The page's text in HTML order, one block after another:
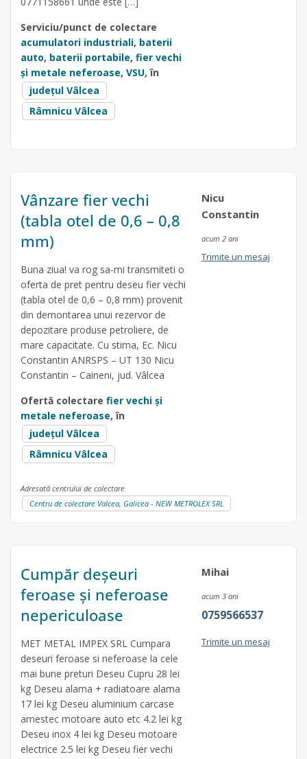
Serviciu/punct de colectare
acumulatori industriali, baterii
auto, baterii portabile, fier vechi
și metale neferoase, VSU, în
județul Vâlcea
Râmnicu Vâlcea
Vânzare fier vechi
(tabla otel de 0,6 – 0,8
mm)
Buna ziua! va rog sa-mi transmiteti o
oferta de pret pentru deseu fier vechi
(tabla otel de 0,6 – 0,8 mm) provenit
din demontarea unui rezervor de
depozitare produse petroliere, de
mare capacitate. Cu stima, Ec. Nicu
Constantin ANRSPS – UT 130 Nicu
Constantin – Caineni, jud. Vâlcea
Ofertă colectare fier vechi și
metale neferoase, în
județul Vâlcea
Râmnicu Vâlcea
Nicu
Constantin
acum 2 ani
Trimite un mesaj
Adresată centrului de colectare
Centru de colectare Valcea, Galicea - NEW METROLEX SRL
Cumpăr deșeuri
feroase și neferoase
nepericuloase
MET METAL IMPEX SRL Cumpara
deseuri feroase si neferoase la cele
mai bune preturi Deseu Cupru 28 lei
kg Deseu alama + radiatoare alama
17 lei kg Deseu aluminium carcase
amestec motoare auto etc 4.2 lei kg
Deseu inox 4 lei kg Deseu motoare
electrice 2.5 lei kg Deseu fier vechi
Mihai
acum 3 ani
0759566537
Trimite un mesaj